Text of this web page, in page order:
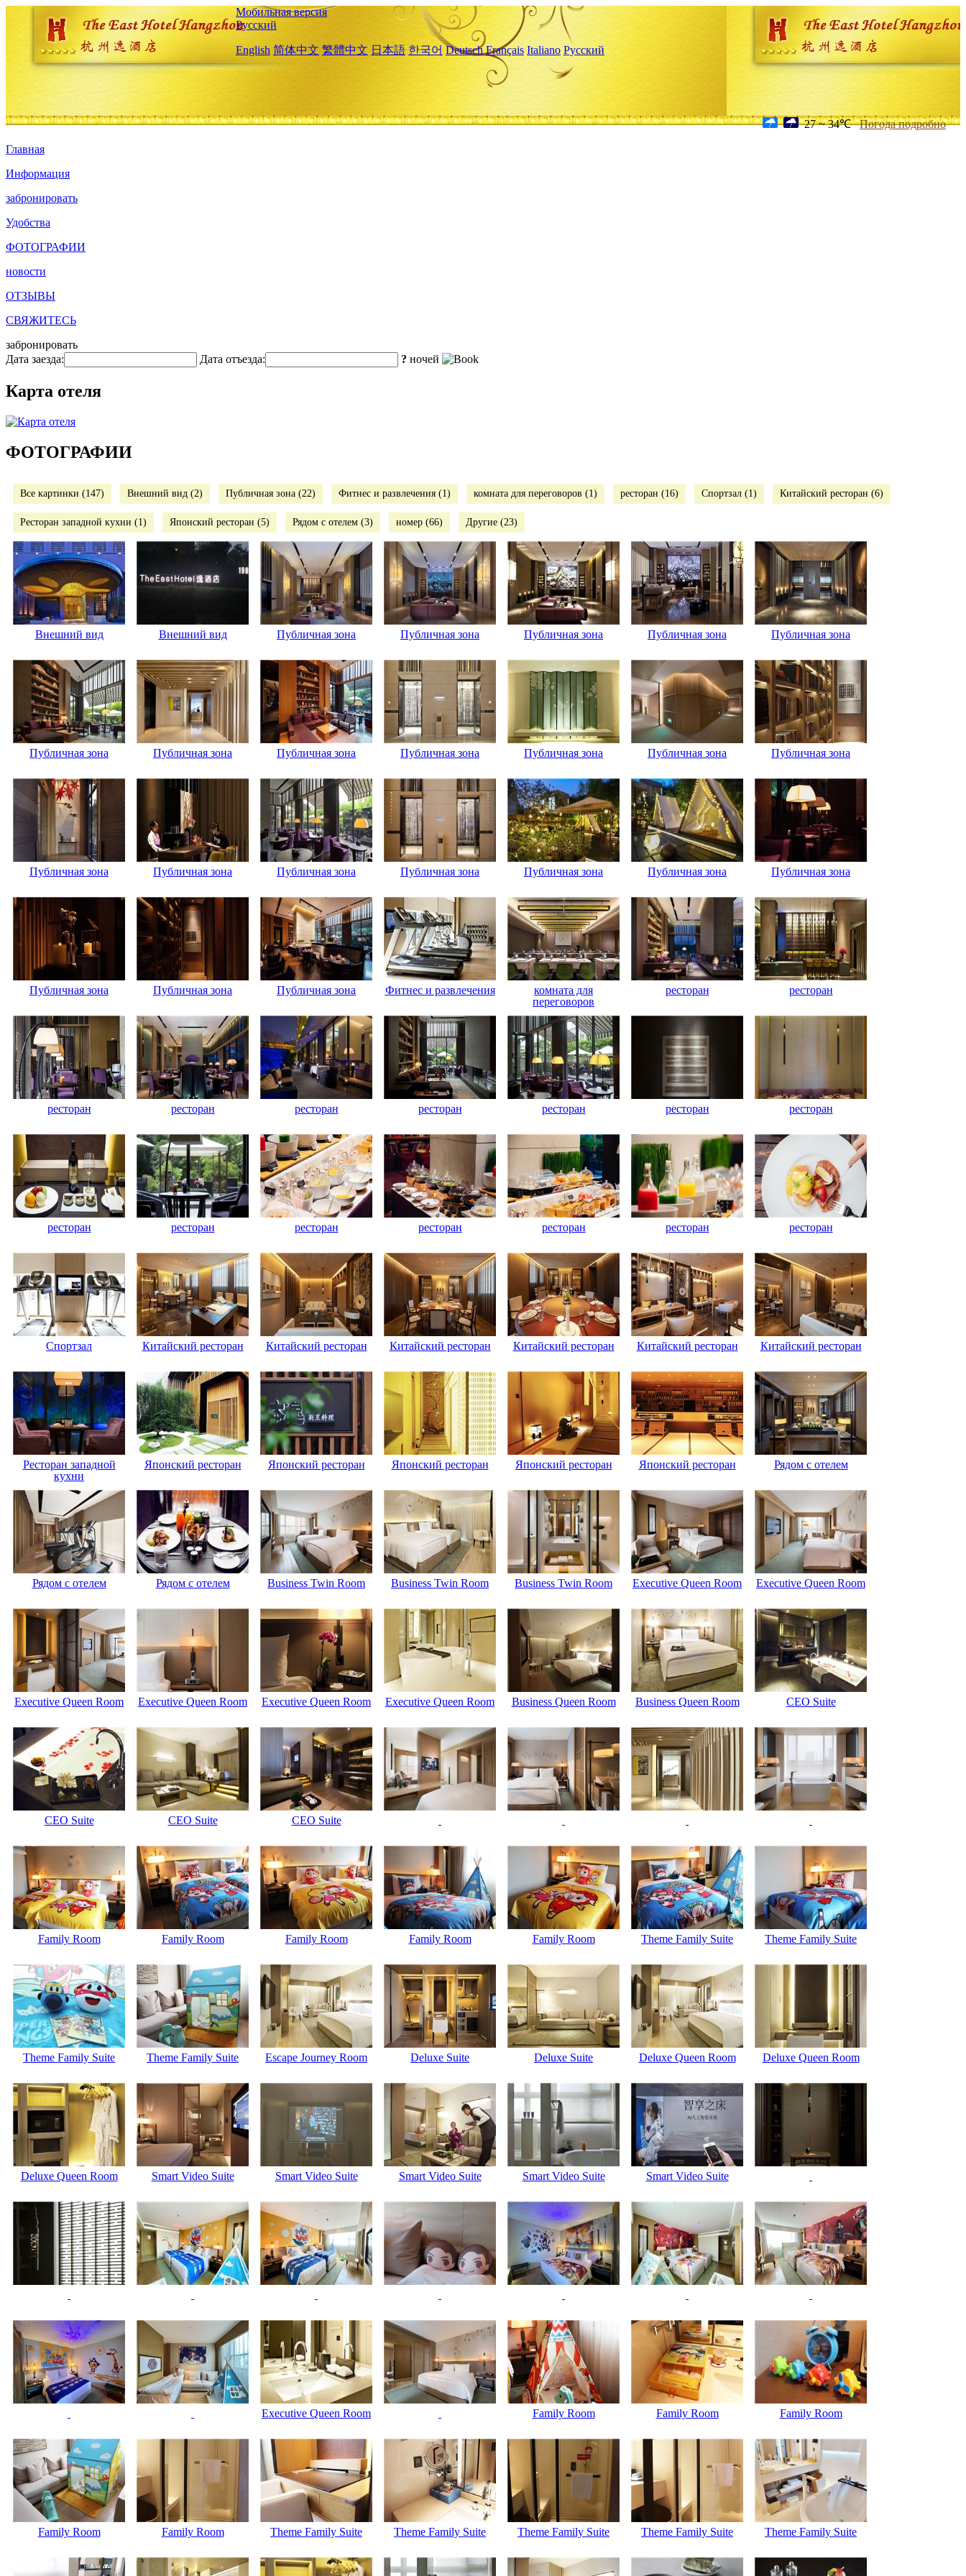
Мобильная версия
Русский
English 简体中文 繁體中文 日本語 한국어 Deutsch Français Italiano Русский
27 ~ 34℃ Погода подробно
Главная
Информация
забронировать
Удобства
ФОТОГРАФИИ
новости
ОТЗЫВЫ
СВЯЖИТЕСЬ
забронировать
Дата заезда:
Дата отъезда: ? ночей
Карта отеля
ФОТОГРАФИИ
Все картинки (147) Внешний вид (2) Публичная зона (22) Фитнес и развлечения (1) комната для переговоров (1) ресторан (16) Спортзал (1) Китайский ресторан (6)
Ресторан западной кухни (1) Японский ресторан (5) Рядом с отелем (3) номер (66) Другие (23)
Внешний вид Внешний вид Публичная зона Публичная зона Публичная зона Публичная зона Публичная зона
Публичная зона Публичная зона Публичная зона Публичная зона Публичная зона Публичная зона Публичная зона
Публичная зона Публичная зона Публичная зона Публичная зона Публичная зона Публичная зона Публичная зона
Публичная зона Публичная зона Публичная зона Фитнес и развлечения
комната для
переговоров
ресторан ресторан
ресторан ресторан ресторан ресторан ресторан ресторан ресторан
ресторан ресторан ресторан ресторан ресторан ресторан ресторан
Спортзал Китайский ресторан Китайский ресторан Китайский ресторан Китайский ресторан Китайский ресторан Китайский ресторан
Ресторан западной
кухни
Японский ресторан Японский ресторан Японский ресторан Японский ресторан Японский ресторан Рядом с отелем
Рядом с отелем Рядом с отелем Business Twin Room Business Twin Room Business Twin Room Executive Queen Room Executive Queen Room
Executive Queen Room Executive Queen Room Executive Queen Room Executive Queen Room Business Queen Room Business Queen Room CEO Suite
CEO Suite CEO Suite CEO Suite
Family Room Family Room Family Room Family Room Family Room Theme Family Suite Theme Family Suite
Theme Family Suite Theme Family Suite Escape Journey Room Deluxe Suite Deluxe Suite Deluxe Queen Room Deluxe Queen Room
Deluxe Queen Room Smart Video Suite Smart Video Suite Smart Video Suite Smart Video Suite Smart Video Suite
Executive Queen Room Family Room Family Room Family Room
Family Room Family Room Theme Family Suite Theme Family Suite Theme Family Suite Theme Family Suite Theme Family Suite